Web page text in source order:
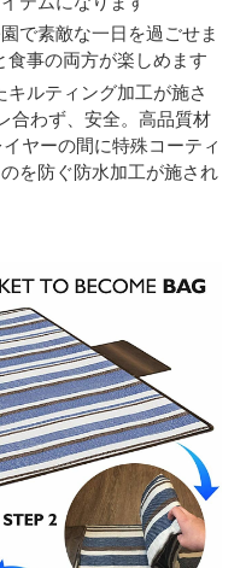
で素敵な一日を過ごせま
事の両方が楽しめます
ルティング加工が施さ
合わず、安全。高品質材
ヤーの間に特殊コーティ
を防ぐ防水加工が施され